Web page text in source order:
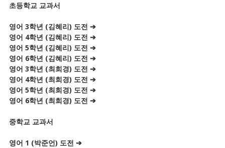
초등학교 교과서
영어 3학년 (김혜리) 도전 ➔
영어 4학년 (김혜리) 도전 ➔
영어 5학년 (김혜리) 도전 ➔
영어 6학년 (김혜리) 도전 ➔
영어 3학년 (최희경) 도전 ➔
영어 4학년 (최희경) 도전 ➔
영어 5학년 (최희경) 도전 ➔
영어 6학년 (최희경) 도전 ➔
중학교 교과서
영어 1 (박준언) 도전 ➔